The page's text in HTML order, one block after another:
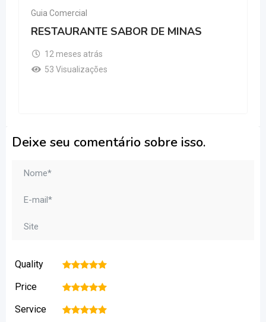
Guia Comercial
RESTAURANTE SABOR DE MINAS
12 meses atrás
53 Visualizações
Deixe seu comentário sobre isso.
Quality 5
4
3
2
Price 5
4
3
2
Service 5
4
3
2